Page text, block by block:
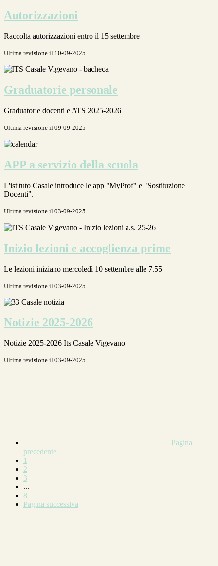
Autorizzazioni
Raccolta autorizzazioni entro il 15 settembre
Ultima revisione il 10-09-2025
Graduatorie personale
Graduatorie docenti e ATS 2025-2026
Ultima revisione il 09-09-2025
APP a servizio della scuola
L'istituto Casale introduce le app "MyProf" e "Sostituzione
Docenti".
Ultima revisione il 03-09-2025
Inizio lezioni e accoglienza prime
Le lezioni iniziano mercoledì 10 settembre alle 7.55
Ultima revisione il 03-09-2025
Notizie 2025-2026
Notizie 2025-2026 Its Casale Vigevano
Ultima revisione il 03-09-2025
Pagina
precedente
1
2
3
...
8
Pagina successiva